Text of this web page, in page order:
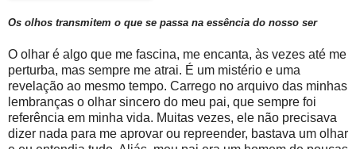
Os olhos transmitem o que se passa na essência do nosso ser
O olhar é algo que me fascina, me encanta, às vezes até me
perturba, mas sempre me atrai. É um mistério e uma
revelação ao mesmo tempo. Carrego no arquivo das minhas
lembranças o olhar sincero do meu pai, que sempre foi
referência em minha vida. Muitas vezes, ele não precisava
dizer nada para me aprovar ou repreender, bastava um olhar